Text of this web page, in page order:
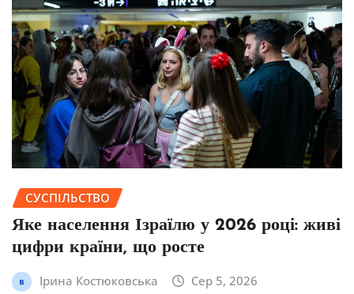
СУСПІЛЬСТВО
Яке населення Ізраїлю у 2026 році: живі
цифри країни, що росте
Ірина Костюковська Сер 5, 2026